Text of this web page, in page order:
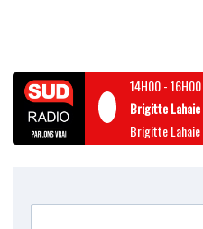
14H00-16H00
Brigitte Lahaie
Brigitte Lahaie